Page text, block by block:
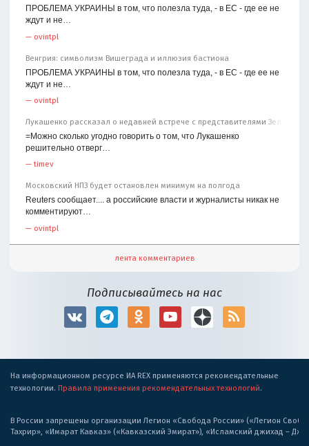
ПРОБЛЕМА УКРАИНЫ в том, что полезла туда, - в ЕС - где ее не
ждут и не…
— ovintpl
Венгрия: символизм Вишеграда и иллюзия бастиона
ПРОБЛЕМА УКРАИНЫ в том, что полезла туда, - в ЕС - где ее не
ждут и не…
— ovintpl
Лукашенко рассказал о недавней встрече с представителями
=Можно сколько угодно говорить о том, что Лукашенко
решительно отверг…
—timev
Московский НПЗ будет остановлен минимум на полгода
Reuters сообщает.... а российские власти и журналисты никак не
комментируют…
— ovintpl
лента комментариев
Подписывайтесь на нас
На информационном ресурсе ИА REX применяются рекомендательные
технологии. Правила применения рекомендательных технологий.
В России запрещены организации Легион «Свобода России» («Легион
Тахрир», «Имарат Кавказ» («Кавказский Эмират»), «Исламский джихад –